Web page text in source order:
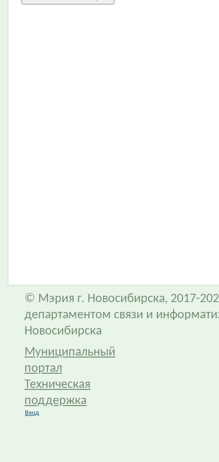
© Мэрия г. Новосибирска, 2017-
департаментом связи и
Новосибирска
Муниципальный
портал
Техническая
поддержка
Вход